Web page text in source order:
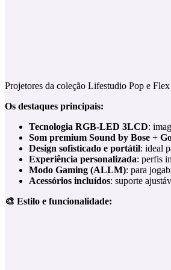
Projetores da coleção Lifestudio Pop e
Os destaques principais:
Tecnologia RGB-LED 3LCD:
Som premium Sound by Bose +
Design sofisticado e portátil: ideal
Experiência personalizada: perfis
Modo Gaming (ALLM): para
Acessórios incluídos: suporte
🎨 Estilo e funcionalidade: